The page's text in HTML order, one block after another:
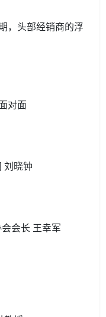
，头部经销商的浮
对面
晓钟
长 王幸军